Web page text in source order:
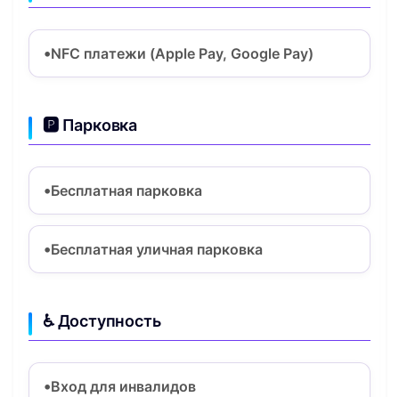
NFC платежи (Apple Pay, Google Pay)
🅿️ Парковка
Бесплатная парковка
Бесплатная уличная парковка
♿ Доступность
Вход для инвалидов